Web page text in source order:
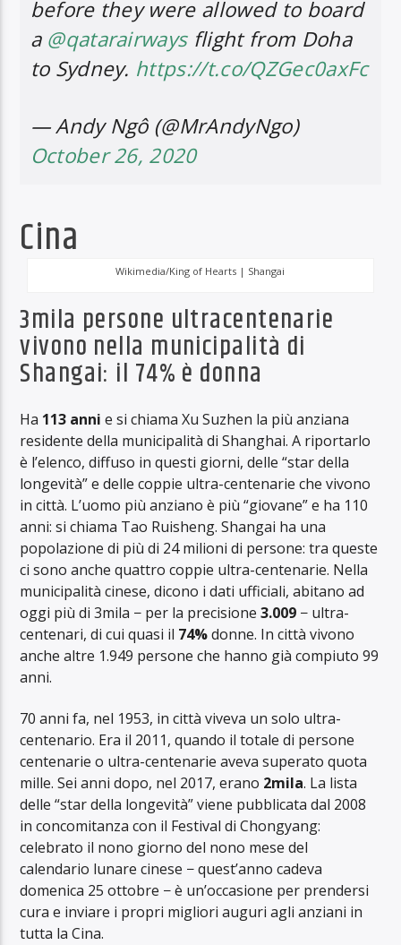
before they were allowed to board
a @qatarairwaysflight from Doha
to Sydney. https://t.co/QZGec0axFc
— Andy Ngô (@MrAndyNgo)
October 26, 2020
Cina
Wikimedia/King of Hearts | Shangai
3mila persone ultracentenarie
vivono nella municipalità di
Shangai: il 74% è donna
Ha 113 annie si chiama Xu Suzhen la più anziana
residente della municipalità di Shanghai. A riportarlo
è l’elenco, diffuso in questi giorni, delle “star della
longevità” e delle coppie ultra-centenarie che vivono
in città. L’uomo più anziano è più “giovane” e ha 110
anni: si chiama Tao Ruisheng. Shangai ha una
popolazione di più di 24 milioni di persone: tra queste
ci sono anche quattro coppie ultra-centenarie. Nella
municipalità cinese, dicono i dati ufficiali, abitano ad
oggi più di 3mila − per la precisione3.009 − ultra-
centenari, di cui quasi il 74%donne. In città vivono
anche altre 1.949 persone che hanno già compiuto 99
anni.
70 anni fa, nel 1953, in città viveva un solo ultra-
centenario. Era il 2011, quando il totale di persone
centenarie o ultra-centenarie aveva superato quota
mille. Sei anni dopo, nel 2017, erano 2mila. La lista
delle “star della longevità” viene pubblicata dal 2008
in concomitanza con il Festival di Chongyang:
celebrato il nono giorno del nono mese del
calendario lunare cinese − quest’anno cadeva
domenica 25 ottobre − è un’occasione per prendersi
cura e inviare i propri migliori auguri agli anziani in
tutta la Cina.